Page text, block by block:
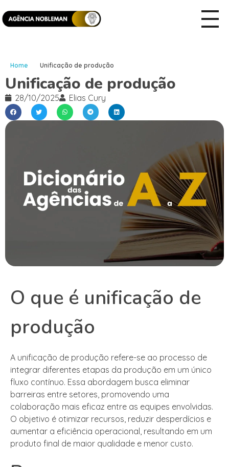
Home Unificação de produção
Unificação de produção
28/10/2025 Elias Cury
O que é unificação de
produção
A unificação de produção refere-se ao processo de
integrar diferentes etapas da produção em um único
fluxo contínuo. Essa abordagem busca eliminar
barreiras entre setores, promovendo uma
colaboração mais eficaz entre as equipes envolvidas.
O objetivo é otimizar recursos, reduzir desperdícios e
aumentar a eficiência operacional, resultando em um
produto final de maior qualidade e menor custo.